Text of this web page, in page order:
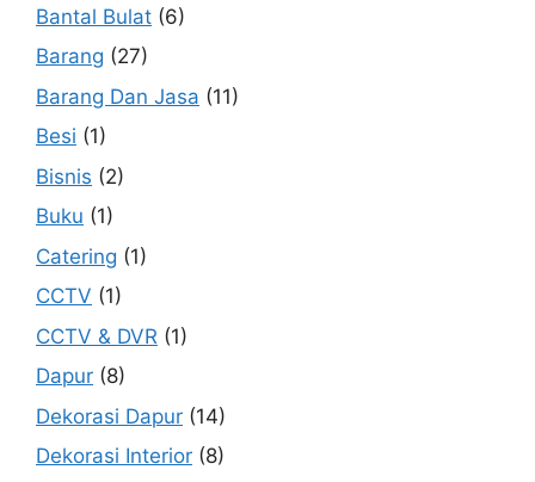
Bantal Bulat (6)
Barang (27)
Barang Dan Jasa (11)
Besi (1)
Bisnis (2)
Buku (1)
Catering (1)
CCTV (1)
CCTV & DVR (1)
Dapur (8)
Dekorasi Dapur (14)
Dekorasi Interior (8)